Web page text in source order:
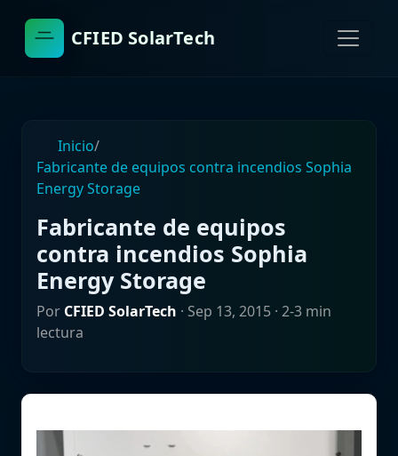
CFIED SolarTech
Inicio/
Fabricante de equipos contra incendios Sophia
Energy Storage
Fabricante de equipos
contra incendios Sophia
Energy Storage
Por CFIED SolarTech · Sep 13, 2015 · 2-3 min
lectura